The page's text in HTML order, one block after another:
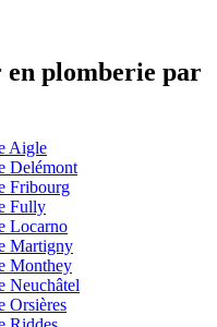
plomberie par
Aigle
Delémont
Fribourg
Fully
Locarno
Martigny
Monthey
Neuchâtel
Orsières